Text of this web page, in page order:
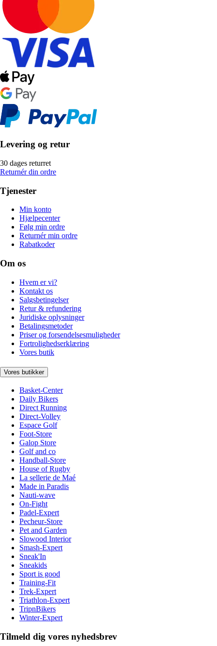
Levering og retur
30 dages returret
Returnér din ordre
Tjenester
Min konto
Hjælpecenter
Følg min ordre
Returnér min ordre
Rabatkoder
Om os
Hvem er vi?
Kontakt os
Salgsbetingelser
Retur & refundering
Juridiske oplysninger
Betalingsmetoder
Priser og forsendelsesmuligheder
Fortrolighedserklæring
Vores butik
Vores butikker
Basket-Center
Daily Bikers
Direct Running
Direct-Volley
Espace Golf
Foot-Store
Galop Store
Golf and co
Handball-Store
House of Rugby
La sellerie de Maé
Made in Paradis
Nauti-wave
On-Fight
Padel-Expert
Pecheur-Store
Pet and Garden
Slowood Interior
Smash-Expert
Sneak'In
Sneakids
Sport is good
Training-Fit
Trek-Expert
Triathlon-Expert
TripnBikers
Winter-Expert
Tilmeld dig vores nyhedsbrev